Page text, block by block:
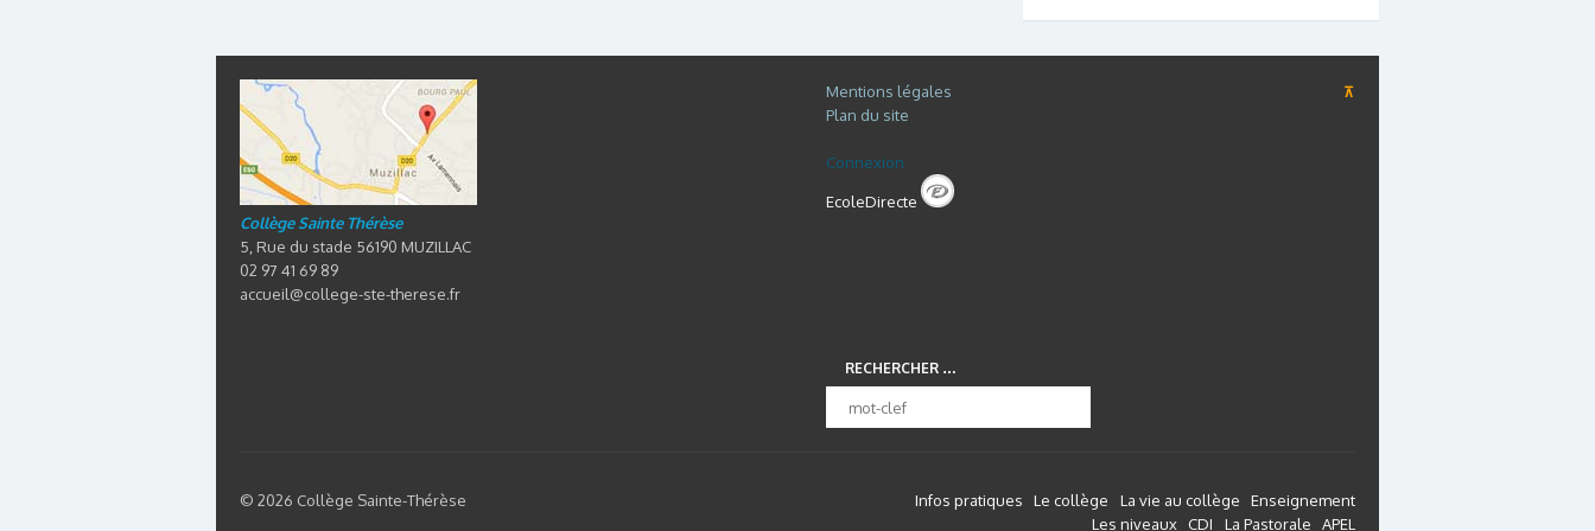
Collège Sainte Thérèse
5, Rue du stade 56190 MUZILLAC
02 97 41 69 89
accueil@college-ste-therese.fr
Mentions légales ⊼
Plan du site
Connexion
EcoleDirecte
RECHERCHER …
© 2026 Collège Sainte-Thérèse Infos pratiques Le collège La vie au collège
Enseignement
Les niveaux CDI La Pastorale APEL